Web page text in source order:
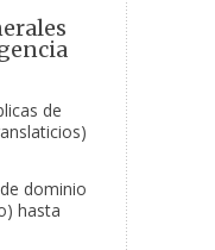
de
dominio
hasta